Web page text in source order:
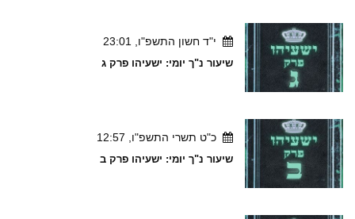
י"ד חשון התשפ"ו, 23:01
שיעור נ"ך יומי: ישעיהו פרק ג
כ"ט תשרי התשפ"ו, 12:57
שיעור נ"ך יומי: ישעיהו פרק ב